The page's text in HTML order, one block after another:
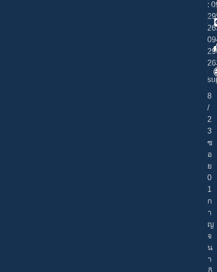
:
8
/
2
3
ซ
อ
ย
0
1
ก
า
ญ
จ
น
า